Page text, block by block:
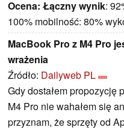
Ocena: Łączny wynik:
100% mobilność: 80%
MacBook Pro z M4 Pro
wrażenia
Źródło: Dailyweb PL
Gdy dostałem propozycję
M4 Pro nie wahałem się
przyznam, że sprzęty od